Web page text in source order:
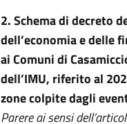
2. Schema di decreto
dell’economia e delle
ai Comuni di
dell’IMU, riferito al
zone colpite dagli
Parere ai sensi